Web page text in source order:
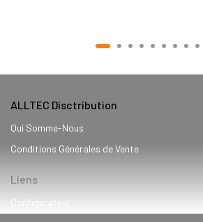
ALLTEC Disctribution
Qui Somme-Nous
Conditions Générales de Vente
Liens
Configurateur